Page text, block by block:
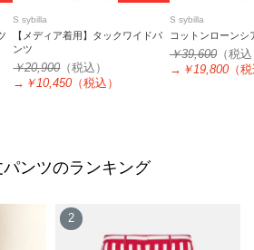
S sybilla
【メディア着用】タックワイドパ
ンツ
￥20,900（税込）
→ ￥10,450 （税込）
S sybilla
コットンローンシ
￥39,600（税
→ ￥19,800（
ンツのランキング
2